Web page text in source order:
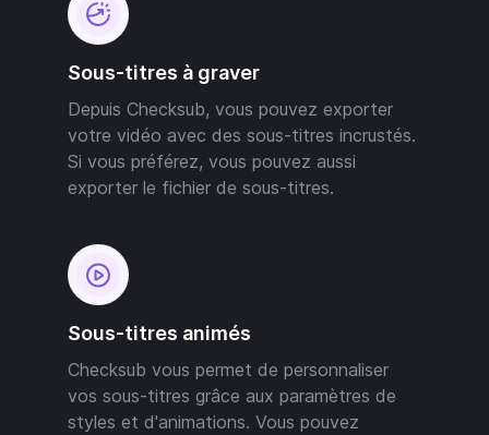
Sous-titres à graver
Depuis Checksub, vous pouvez exporter
votre vidéo avec des sous-titres incrustés.
Si vous préférez, vous pouvez aussi
exporter le fichier de sous-titres.
Sous-titres animés
Checksub vous permet de personnaliser
vos sous-titres grâce aux paramètres de
styles et d'animations. Vous pouvez